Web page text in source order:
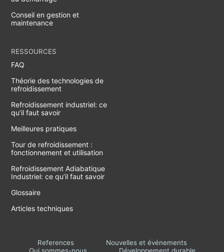
Conseil en gestion et
maintenance
RESSOURCES
FAQ
Théorie des technologies de
refroidissement
Refroidissement industriel: ce
qu’il faut savoir
Meilleures pratiques
Tour de refroidissement :
fonctionnement et utilisation
Refroidissement Adiabatique
Industriel: ce qu’il faut savoir
Glossaire
Articles techniques
References
Nouvelles et événements
Qui sommes-nous
Développement durable